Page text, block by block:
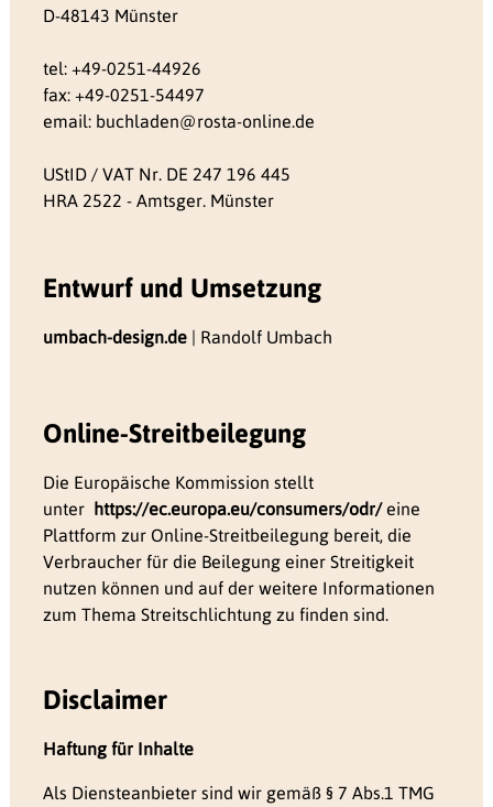
D-48143 Münster
tel: +49-0251-44926
fax: +49-0251-54497
email: buchladen@rosta-online.de
UStID / VAT Nr. DE 247 196 445
HRA 2522 - Amtsger. Münster
Entwurf und Umsetzung
umbach-design.de| Randolf Umbach
Online-Streitbeilegung
Die Europäische Kommission stellt
unter https://ec.europa.eu/consumers/odr/eine
Plattform zur Online-Streitbeilegung bereit, die
Verbraucher für die Beilegung einer Streitigkeit
nutzen können und auf der weitere Informationen
zum Thema Streitschlichtung zu finden sind.
Disclaimer
Haftung für Inhalte
Als Diensteanbieter sind wir gemäß § 7 Abs.1 TMG